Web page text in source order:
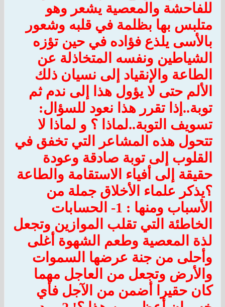
للفاحشة والمعصية يشعر وهو
متلبس بها بظلمة في قلبه وشعور
بالأسى يلذع فؤاده في حين تؤزه
الشياطين ونفسه المتخاذلة عن
الطاعة والإنقياد إلى نسيان ذلك
الألم حتى لا يؤول هذا إلى ندم ثم
توبة..إذا تقرر هذا نعود للسؤال:
تسويف التوبة..لماذا ؟ و لماذا لا
تتحول هذه المشاعر التي تخفق في
القلوب إلى توبة صادقة وعودة
حقيقة إلى أفياء الاستقامة والطاعة
؟يذكر علماء الأخلاق جملة من
الأسباب ومنها :
1- الحسابات
الخاطئة التي تقلب الموازين وتجعل
لذة المعصية وطعم الشهوة أغلى
وأحلى من جنة عرضها السموات
والأرض وتجعل من العاجل مهما
كان حقيرا أضمن من الآجل فأي